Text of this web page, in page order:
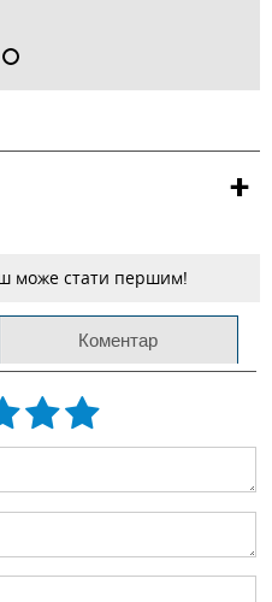
може стати першим!
Коментар